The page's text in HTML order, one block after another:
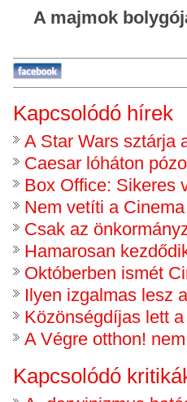
A majmok
Kapcsolódó hírek
A Star Wars sztárja
Caesar lóháton
Box Office: Sikeres
Nem vetíti a
Csak az
Hamarosan
Októberben ismét
Ilyen izgalmas lesz
Közönségdíjas lett
A Végre otthon!
Kapcsolódó